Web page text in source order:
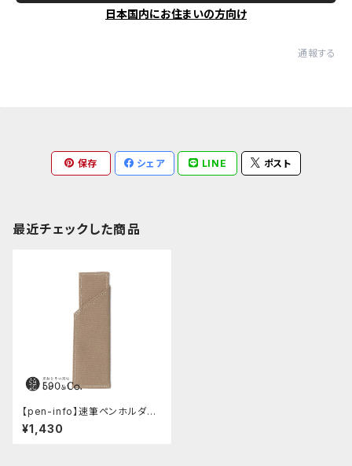
日本国内にお住まいの方向け
通報する
保存 シェア LINE ポスト
最近チェックした商品
【pen-info】速筆ペンホルダー
590&Co.別注色 (ベージュ)
¥1,430